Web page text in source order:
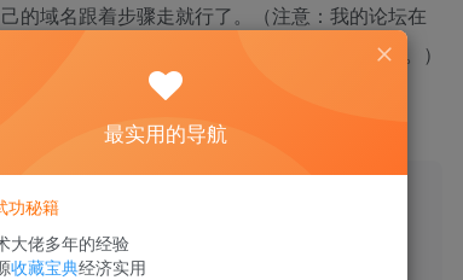
的域名跟着步骤走就行了。（注意：我的论坛在
我再玩。也可能没需求从此就不再接触它了。）
/清除缓存）
最实用的导航
功秘籍
大佬多年的经验
收藏宝典经济实用